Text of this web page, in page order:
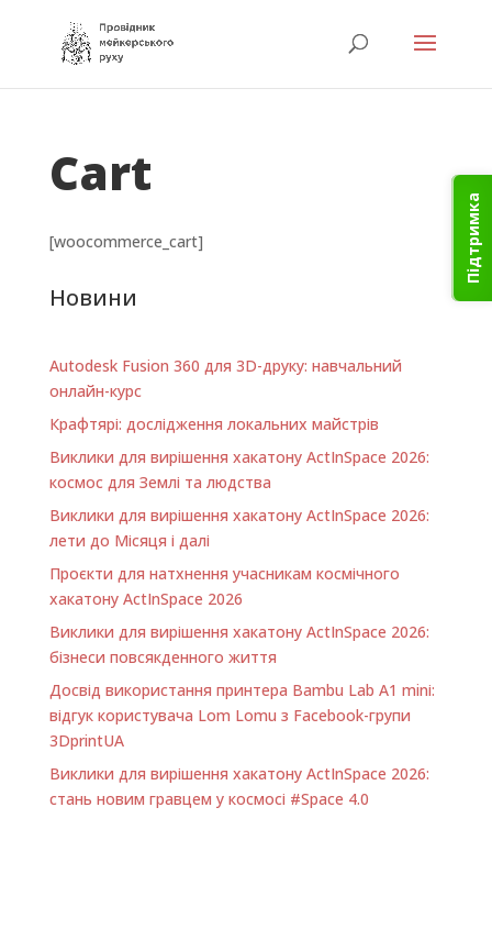
Підтримка
Cart
[woocommerce_cart]
Новини
Autodesk Fusion 360 для 3D-друку: навчальний
онлайн-курс
Крафтярі: дослідження локальних майстрів
Виклики для вирішення хакатону ActInSpace 2026:
космос для Землі та людства
Виклики для вирішення хакатону ActInSpace 2026:
лети до Місяця і далі
Проєкти для натхнення учасникам космічного
хакатону ActInSpace 2026
Виклики для вирішення хакатону ActInSpace 2026:
бізнеси повсякденного життя
Досвід використання принтера Bambu Lab A1 minі:
відгук користувача Lom Lomu з Facebook-групи
3DprintUA
Виклики для вирішення хакатону ActInSpace 2026:
стань новим гравцем у космосі #Space 4.0